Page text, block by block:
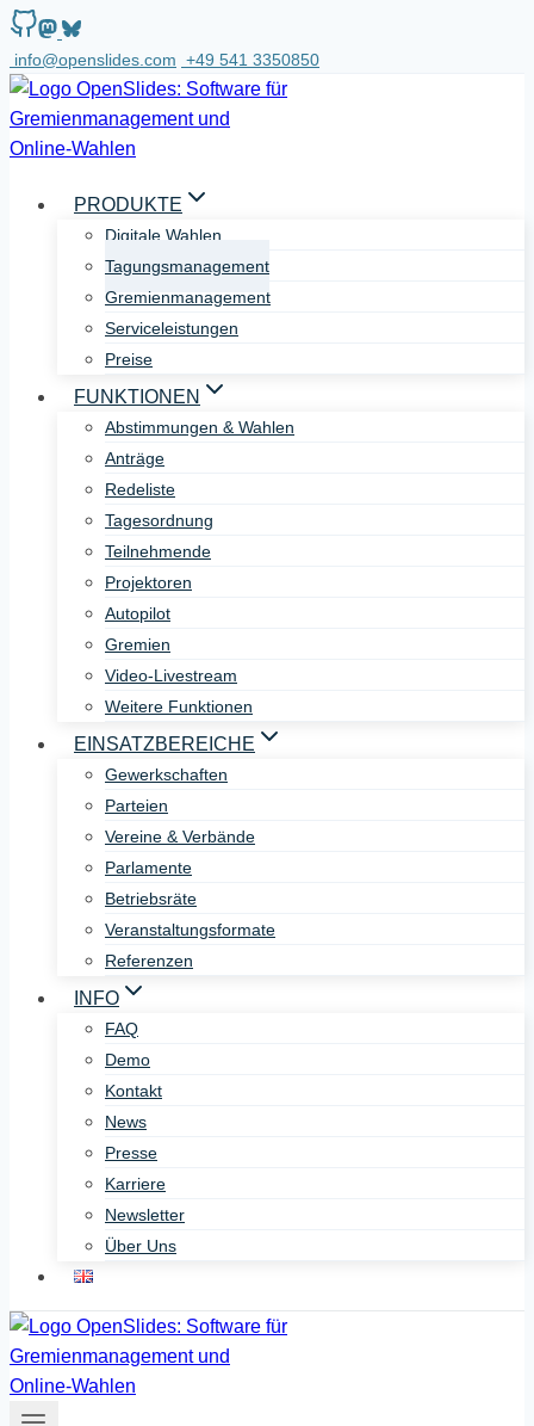
Zum
Inhalt
springen
info@openslides.com +49 541 3350850
PRODUKTE
Digitale Wahlen
Tagungsmanagement
Gremienmanagement
Serviceleistungen
Preise
FUNKTIONEN
Abstimmungen & Wahlen
Anträge
Redeliste
Tagesordnung
Teilnehmende
Projektoren
Autopilot
Gremien
Video-Livestream
Weitere Funktionen
EINSATZBEREICHE
Gewerkschaften
Parteien
Vereine & Verbände
Parlamente
Betriebsräte
Veranstaltungsformate
Referenzen
INFO
FAQ
Demo
Kontakt
News
Presse
Karriere
Newsletter
Über Uns